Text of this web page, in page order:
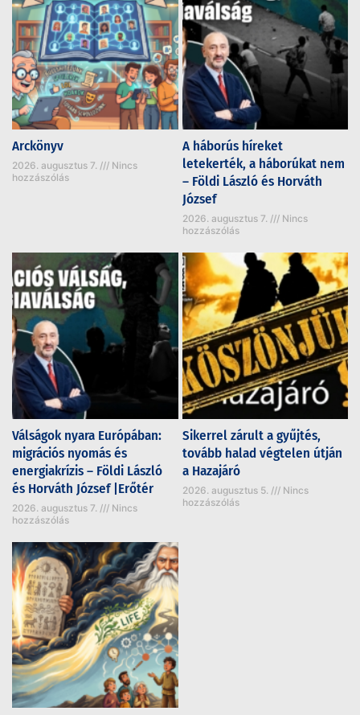
Arckönyv
2026. augusztus 7.
Nincs
hozzászólás
A háborús híreket
letekerték, a háborúkat nem
– Földi László és Horváth
József
2026. augusztus 7.
Nincs
hozzászólás
Válságok nyara Európában:
migrációs nyomás és
energiakrízis – Földi László
és Horváth József |Erőtér
2026. augusztus 7.
Nincs
hozzászólás
Sikerrel zárult a gyűjtés,
tovább halad végtelen útján
a Hazajáró
2026. augusztus 5.
Nincs
hozzászólás